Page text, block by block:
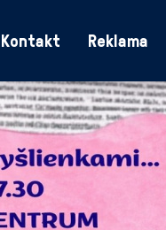
Kontakt Reklama